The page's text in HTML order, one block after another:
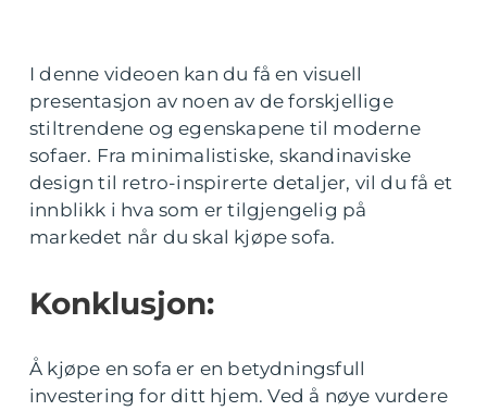
I denne videoen kan du få en visuell
presentasjon av noen av de forskjellige
stiltrendene og egenskapene til moderne
sofaer. Fra minimalistiske, skandinaviske
design til retro-inspirerte detaljer, vil du få et
innblikk i hva som er tilgjengelig på
markedet når du skal kjøpe sofa.
Konklusjon:
Å kjøpe en sofa er en betydningsfull
investering for ditt hjem. Ved å nøye vurdere